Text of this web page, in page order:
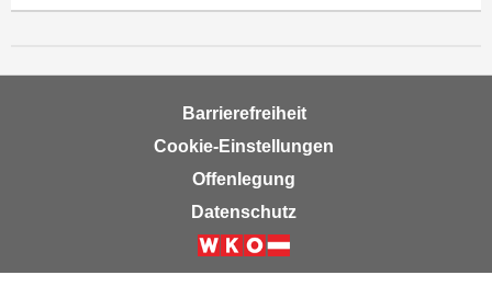
Barrierefreiheit
Cookie-Einstellungen
Offenlegung
Datenschutz